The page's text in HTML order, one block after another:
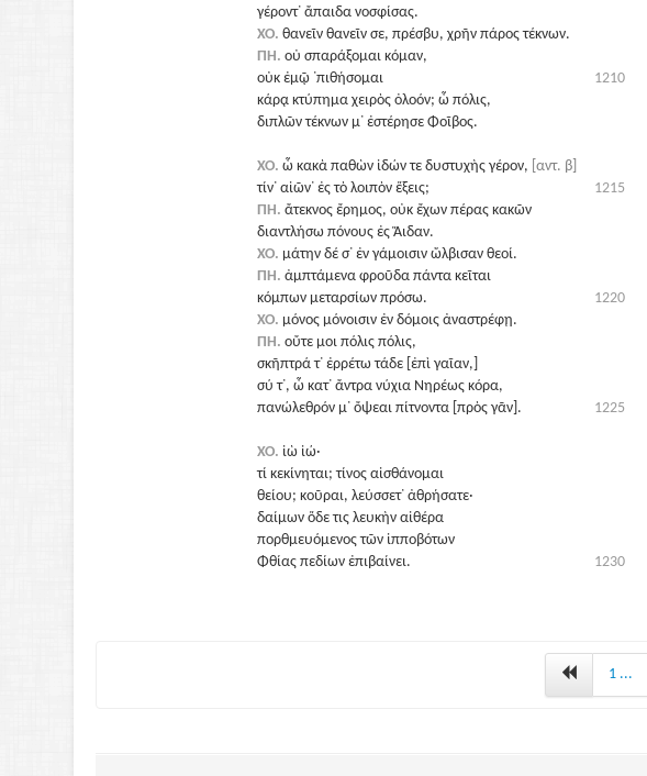
γέροντ᾽ ἄπαιδα νοσφίσας.
ΧΟ. θανεῖν θανεῖν σε, πρέσβυ, χρῆν πάρος τέκνων.
ΠΗ. οὐ σπαράξομαι κόμαν,
1210
οὐκ ἐμῷ ᾽πιθήσομαι
κάρᾳ κτύπημα χειρὸς ὀλοόν; ὦ πόλις,
διπλῶν τέκνων μ᾽ ἐστέρησε Φοῖβος.
ΧΟ. ὦ κακὰ παθὼν ἰδών τε δυστυχὴς γέρον, [αντ. β]
1215
τίν᾽ αἰῶν᾽ ἐς τὸ λοιπὸν ἕξεις;
ΠΗ. ἄτεκνος ἔρημος, οὐκ ἔχων πέρας κακῶν
διαντλήσω πόνους ἐς Ἅιδαν.
ΧΟ. μάτην δέ σ᾽ ἐν γάμοισιν ὤλβισαν θεοί.
ΠΗ. ἀμπτάμενα φροῦδα πάντα κεῖται
1220
κόμπων μεταρσίων πρόσω.
ΧΟ. μόνος μόνοισιν ἐν δόμοις ἀναστρέφῃ.
ΠΗ. οὔτε μοι πόλις πόλις,
σκῆπτρά τ᾽ ἐρρέτω τάδε [ἐπὶ γαῖαν,]
σύ τ᾽, ὦ κατ᾽ ἄντρα νύχια Νηρέως κόρα,
1225
πανώλεθρόν μ᾽ ὄψεαι πίτνοντα [πρὸς γᾶν].
ΧΟ. ἰὼ ἰώ·
τί κεκίνηται; τίνος αἰσθάνομαι
θείου; κοῦραι, λεύσσετ᾽ ἀθρήσατε·
δαίμων ὅδε τις λευκὴν αἰθέρα
πορθμευόμενος τῶν ἱπποβότων
1230
Φθίας πεδίων ἐπιβαίνει.
1 ...